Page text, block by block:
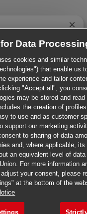
Apply for this job
Data
cookies and similar
that enable us
experience and tailor
"Accept all", you
may be stored and read
the creation of
to use and as customer-
support our marketing
to sharing of data
and, where applicable,
an equivalent level of
For more information
your consent, please
at the bottom of the
this job?
Similar Jobs